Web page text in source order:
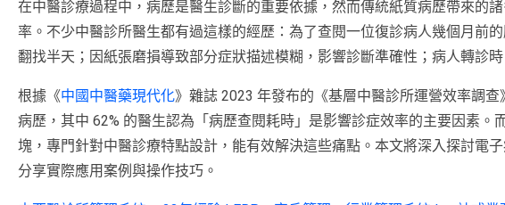
在中醫診療過程中，病歷是醫生診斷的重要依據，然而傳統紙質病歷帶來的
率。不少中醫診所醫生都有過這樣的經歷：為了查閱一位復診病人幾個月前
翻找半天；因紙張磨損導致部分症狀描述模糊，影響診斷準確性；病人轉診
根據《中國中醫藥現代化》雜誌 2023 年發布的《基層中醫診所運營效率調
病歷，其中 62% 的醫生認為「病歷查閱耗時」是影響診症效率的主要因素。
塊，專門針對中醫診療特點設計，能有效解決這些痛點。本文將深入探討電
分享實際應用案例與操作技巧。